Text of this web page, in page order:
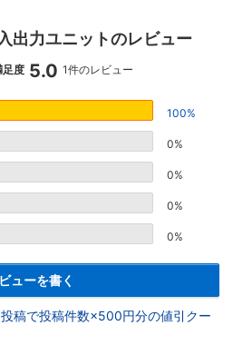
出力ユニットのレビュー
5
足度 5.0 1件のレビュー
100%
0%
0%
0%
0%
ューを書く
稿で投稿件数×500円分の値引クー